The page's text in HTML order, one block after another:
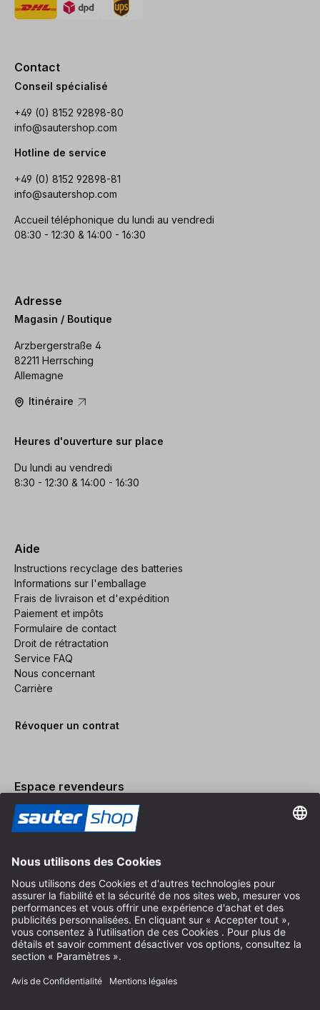
Contact
Conseil spécialisé
+49 (0) 8152 92898-80
info@sautershop.com
Hotline de service
+49 (0) 8152 92898-81
info@sautershop.com
Accueil téléphonique du lundi au vendredi
08:30 - 12:30 & 14:00 - 16:30
Adresse
Magasin / Boutique
Arzbergerstraße 4
82211 Herrsching
Allemagne
Itinéraire
Heures d'ouverture sur place
Du lundi au vendredi
8:30 - 12:30 & 14:00 - 16:30
Aide
Instructions recyclage des batteries
Informations sur l'emballage
Frais de livraison et d'expédition
Paiement et impôts
Formulaire de contact
Droit de rétractation
Service FAQ
Nous concernant
Carrière
Révoquer un contrat
Espace revendeurs
Devenir revendeur
Mentions légales
Conditions Générales
Protection des Données
Paramètres des Cookies